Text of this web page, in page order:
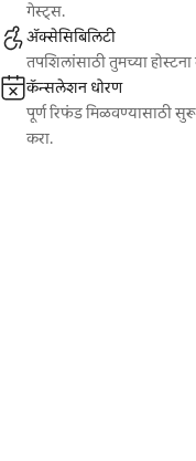
गेस्ट्स.
ॲक्सेसिबिलिटी
तपशिलांसाठी तुमच्या
कॅन्सलेशन धोरण
पूर्ण रिफंड मिळवण्यासाठी
करा.